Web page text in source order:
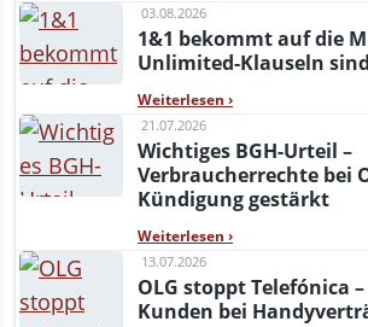
03.08.2026
1&1 bekommt auf die
Unlimited-Klauseln
Weiterlesen ›
21.07.2026
Wichtiges BGH-Urteil –
Verbraucherrechte bei
Kündigung gestärkt
Weiterlesen ›
13.07.2026
OLG stoppt Telefónica
Kunden bei